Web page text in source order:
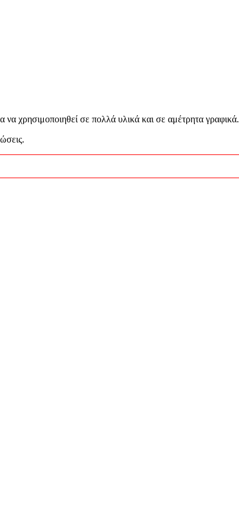
χρησιμοποιηθεί σε πολλά υλικά και σε αμέτρητα γραφικά.